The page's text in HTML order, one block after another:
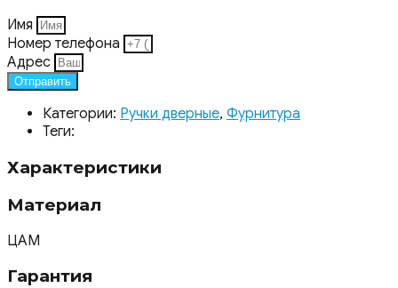
Имя
Номер телефона
Адрес
Отправить
Категории: Ручки дверные, Фурнитура
Теги:
Характеристики
Материал
ЦАМ
Гарантия